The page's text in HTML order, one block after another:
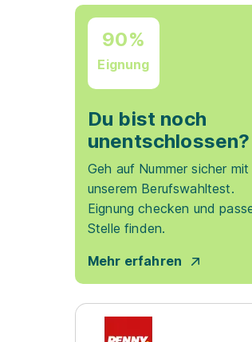
90%
Eignung
Du bist noch
unentschlossen?
Geh auf Nummer sicher mit
unserem Berufswahltest.
Eignung checken und
Stelle finden.
Mehr erfahren